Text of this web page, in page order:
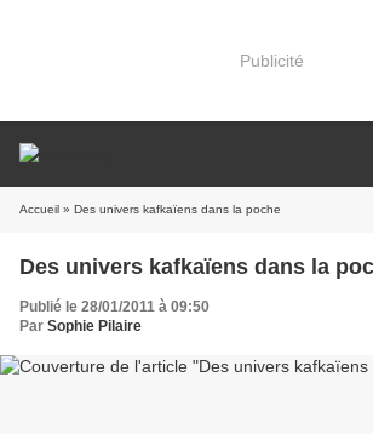
Publicité
Accueil » Des univers kafkaïens dans la poche
Des univers kafkaïens dans la
Publié le 28/01/2011 à 09:50
Par Sophie Pilaire